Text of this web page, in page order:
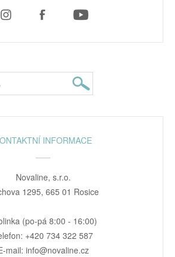
INFORMACE
Novaline, s.r.o.
1295, 665 01 Rosice
(po-pá 8:00 - 16:00)
+420 734 322 587
mail: info@novaline.cz